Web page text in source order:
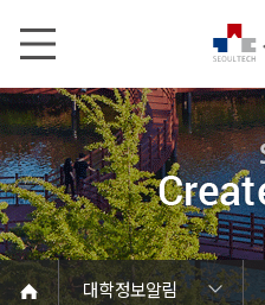
대학정보알림